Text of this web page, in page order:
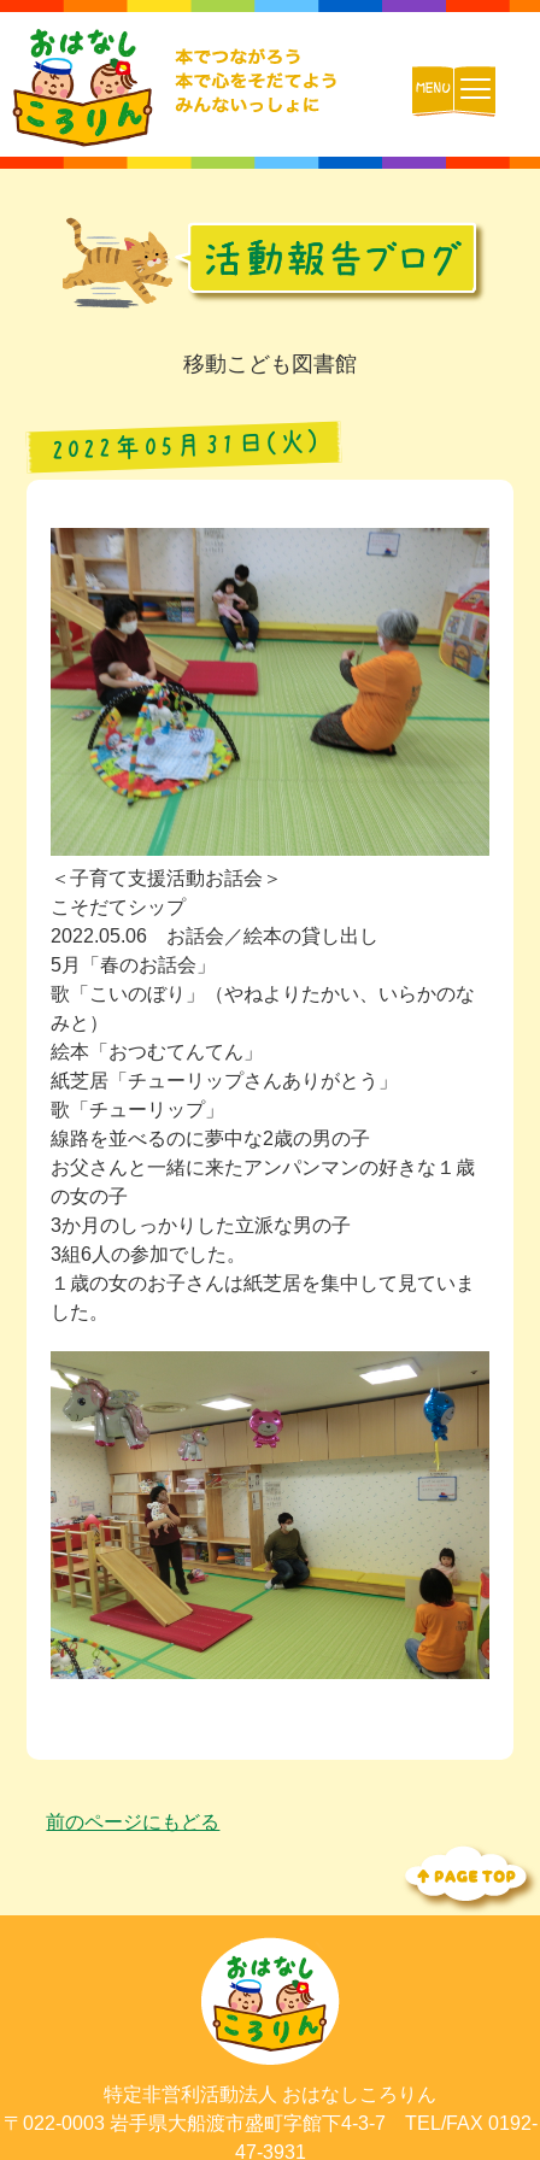
おはなしころりんとは
活動報告ブログ
今月の予定
活動場所のご案内
ファンクラブのご案内
お問い合わせ
移動こども図書館
2022年05月31日(火)
＜子育て支援活動お話会＞
こそだてシップ
2022.05.06 お話会／絵本の貸し出し
5月「春のお話会」
歌「こいのぼり」（やねよりたかい、いらかのな
みと）
絵本「おつむてんてん」
紙芝居「チューリップさんありがとう」
歌「チューリップ」
線路を並べるのに夢中な2歳の男の子
お父さんと一緒に来たアンパンマンの好きな１歳
の女の子
3か月のしっかりした立派な男の子
3組6人の参加でした。
１歳の女のお子さんは紙芝居を集中して見ていま
した。
前のページにもどる
特定非営利活動法人 おはなしころりん
〒022-0003 岩手県大船渡市盛町字館下4-3-7 TEL/FAX 0192-
47-3931